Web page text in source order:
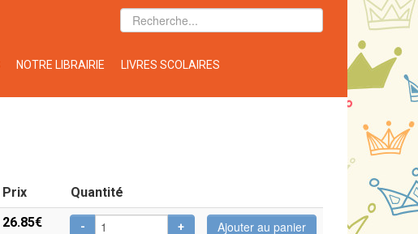
NOTRE LIBRAIRIE LIVRES SCOLAIRES
Prix
Quantité
26.85‎€ - +